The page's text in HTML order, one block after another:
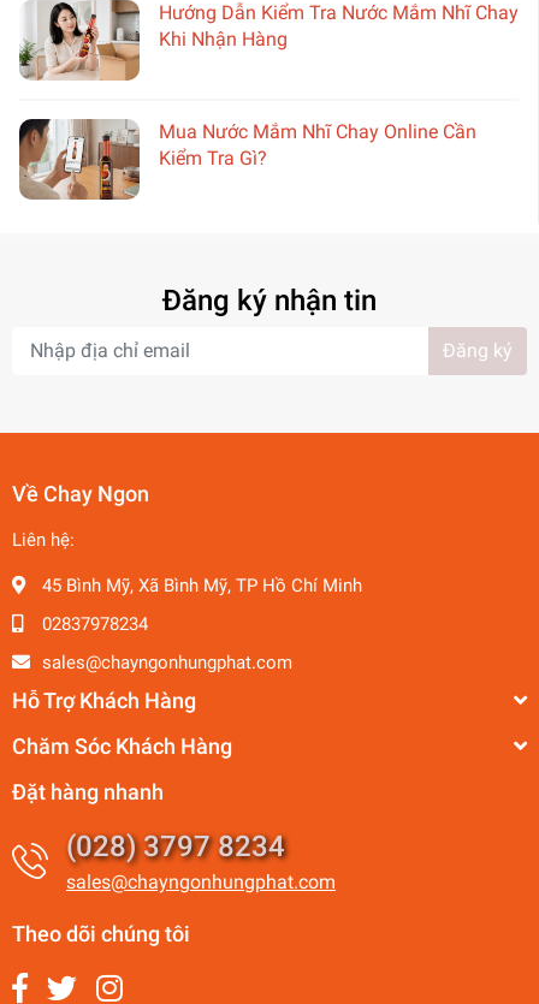
Hướng Dẫn Kiểm Tra Nước Mắm Nhĩ Chay
Khi Nhận Hàng
Mua Nước Mắm Nhĩ Chay Online Cần
Kiểm Tra Gì?
Đăng ký nhận tin
Đăng ký
Về Chay Ngon
Liên hệ:
45 Bình Mỹ, Xã Bình Mỹ, TP Hồ Chí Minh
02837978234
sales@chayngonhungphat.com
Hỗ Trợ Khách Hàng
Chăm Sóc Khách Hàng
Đặt hàng nhanh
(028) 3797 8234
sales@chayngonhungphat.com
Theo dõi chúng tôi